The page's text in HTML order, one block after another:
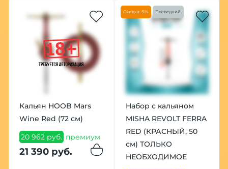
Кальян HOOB Mars
Wine Red (72 см)
20 962 руб. премиум
21 390 руб.
Скидка -5% Последний
Набор с кальяном
MISHA REVOLT FERRA
RED (КРАСНЫЙ, 50
см) ТОЛЬКО
НЕОБХОДИМОЕ